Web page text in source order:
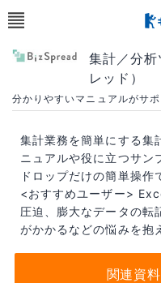
集計／分
レッド）
分かりやすいマニュアルがサ
集計業務を簡単にする集
ニュアルや役に立つサン
ドロップだけの簡単操作
<おすすめユーザー>
圧迫、膨大なデータの転
がかかるなどの悩みを抱
関連資